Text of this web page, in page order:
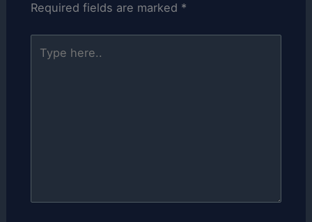
Required fields are marked *
here..